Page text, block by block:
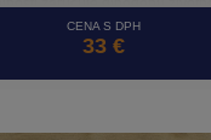
zaručuje dlhodobú
CENA S DPH
33 €